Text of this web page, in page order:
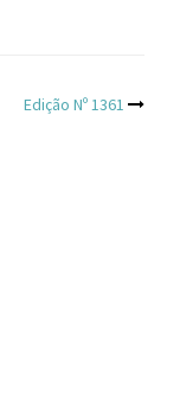
Edição Nº 1361